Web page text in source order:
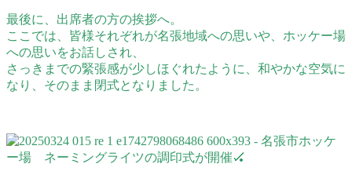
最後に、出席者の方の挨拶へ。
ここでは、皆様それぞれが名張地域への思いや、ホッケー場
への思いをお話しされ、
さっきまでの緊張感が少しほぐれたように、和やかな空気に
なり、そのまま閉式となりました。